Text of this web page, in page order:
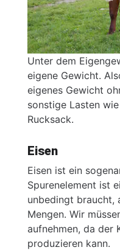
Unter dem
eigene Gewicht.
eigenes Gewicht
sonstige Lasten
Rucksack.
Eisen
Eisen ist ein
Spurenelement ist
unbedingt braucht,
Mengen. Wir
aufnehmen, da der
produzieren kann.